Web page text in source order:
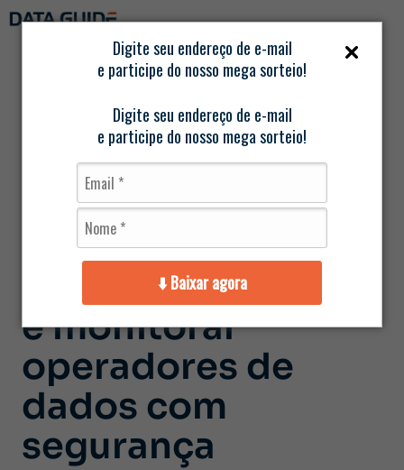
Digite seu endereço de e-mail
e participe do nosso mega sorteio!
Digite seu endereço de e-mail
e participe do nosso mega sorteio!
⬇️ Baixar agora
Data
/ Gestão de fornecedores e LGPD: como
operadores de dados com segurança
Gestão de
fornecedores e
LGPD: como
mapear, contratar
e monitorar
operadores de
dados com
segurança